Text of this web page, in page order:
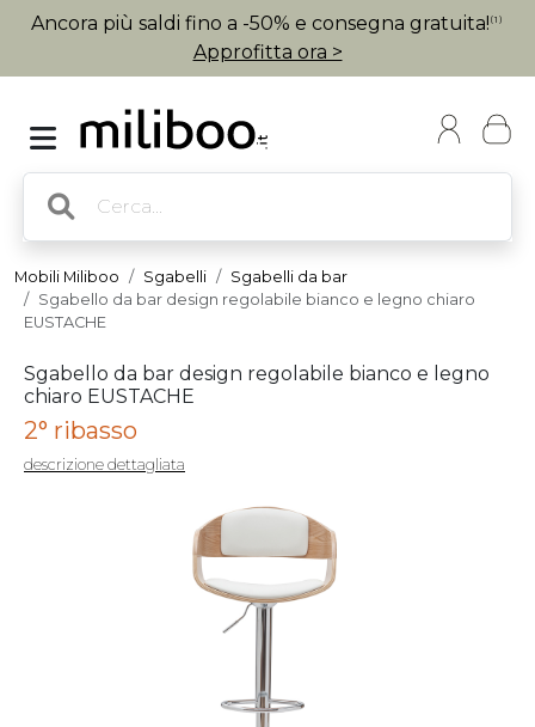
Ancora più saldi fino a -50% e consegna gratuita! (1)
Approfitta ora >
Mobili Miliboo Sgabelli
Sgabelli da bar
Sgabello da bar design regolabile bianco e legno chiaro
EUSTACHE
Sgabello da bar design regolabile bianco e legno
chiaro EUSTACHE
2° ribasso
descrizione dettagliata